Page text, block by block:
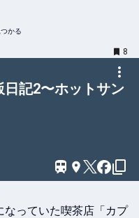
かる
8
記2〜ホットサン
っていた喫茶店「カプ